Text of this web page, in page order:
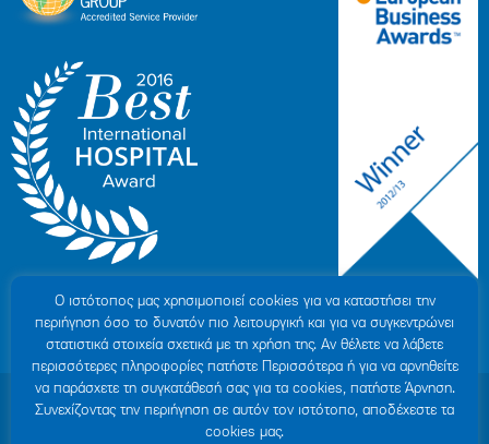
© 2007-2026 ΥΓΕΙΑ Μ.Α.Ε |
ΓΕΜΗ: 000279901000
Όροι Χρήσης
| Πολιτική Προστασίας Προσωπικών Δεδομένων
Δήλωση Απορρήτου
Ο ιστότοπoς μας χρησιμοποιεί cookies για να καταστήσει την
περιήγηση όσο το δυνατόν πιο λειτουργική και για να συγκεντρώνει
στατιστικά στοιχεία σχετικά με τη χρήση της. Αν θέλετε να λάβετε
περισσότερες πληροφορίες πατήστε Περισσότερα ή για να αρνηθείτε
να παράσχετε τη συγκατάθεσή σας για τα cookies, πατήστε Άρνηση.
Συνεχίζοντας την περιήγηση σε αυτόν τον ιστότοπο, αποδέχεστε τα
cookies μας.